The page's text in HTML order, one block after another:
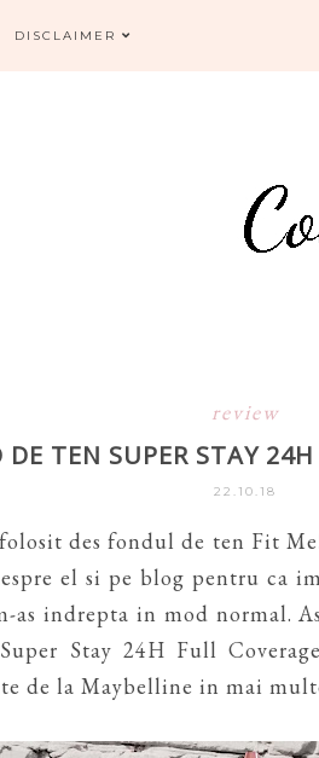
DISCLAIMER
review
DE TEN SUPER STAY
22.10.18
des fondul de ten Fit
el si pe blog pentru ca
as indrepta in mod normal.
Stay 24H Full
de la Maybelline in mai